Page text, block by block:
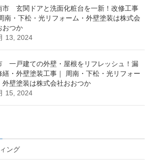
市 玄関ドアと洗面化粧台を一新！改修工事
南・下松・光リフォーム・外壁塗装は株式会
おつか
13, 2024
一戸建ての外壁・屋根をリフレッシュ！漏
繕・外壁塗装工事｜ 周南・下松・光リフォー
外壁塗装は株式会社おおつか
15, 2024
ング